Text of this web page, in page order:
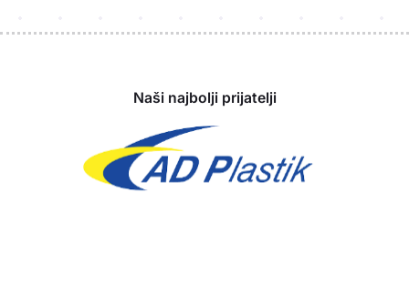
Naši najbolji prijatelji